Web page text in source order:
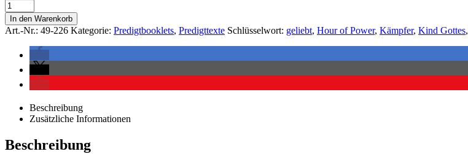
In den Warenkorb
Art.-Nr.: 49-226 Kategorie: Predigtbooklets, Predigttexte Schlüsselwort: geliebt, Hour of Power, Kämpfer, Kind Gottes,
Beschreibung
Zusätzliche Informationen
Beschreibung